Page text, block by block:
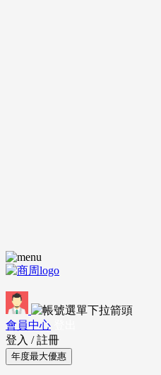
會員中心
登入 / 註冊
年度最大優惠